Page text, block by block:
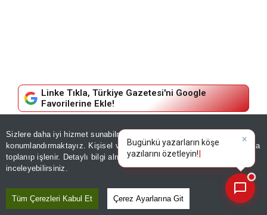
Sizlere daha iyi hizmet sunabilmek adına sitemizde
konumlandırmaktayız. Kişisel verileriniz, KVKK ve GDPR kapsamında
toplanıp işlenir. Detaylı bilgi almak içinAydınlatma Metnimizi
inceleyebilirsiniz.
Tüm Çerezleri Kabul Et Çerez Ayarlarına Git
Linke Tıkla, Türkiye Gazetesi'ni Google
Favorilerine Ekle!
DÜNYA
İran planı tutmadı, Mossad'da
06 Ağustos, 2026 - 22:26 | 06 Ağustos, 2026 - 22:26
×
Bugünkü yazarların köşe
yazılarını özetleyin!